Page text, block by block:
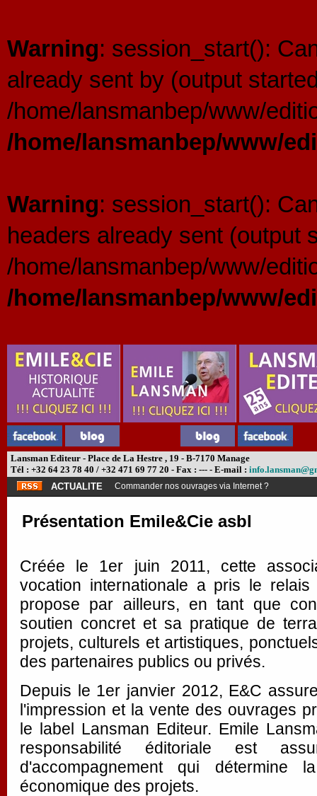
Warning: session_start():
already sent by (output
/home/lansmanbep/www/
/home/lansmanbep/www/
Warning: session_start():
headers already sent (output
/home/lansmanbep/www/
/home/lansmanbep/www/
Lansman Editeur - Place de La Hestre , 19 - B-7170 Manage
Tél : +32 64 23 78 40 / +32 471 69 77 20 - Fax : --- - E-mail :
ACTUALITE
Commander nos ouvrages via Internet ?
Présentation Emile&Cie asbl
Créée le 1er juin 2011, cette
vocation internationale a pris le
propose par ailleurs, en tant que
soutien concret et sa pratique de
projets, culturels et artistiques,
des partenaires publics ou privés.
Depuis le 1er janvier 2012, E&C
l'impression et la vente des ouvrages
le label Lansman Editeur. Emile
responsabilité éditoriale est
d'accompagnement qui détermine
économique des projets.